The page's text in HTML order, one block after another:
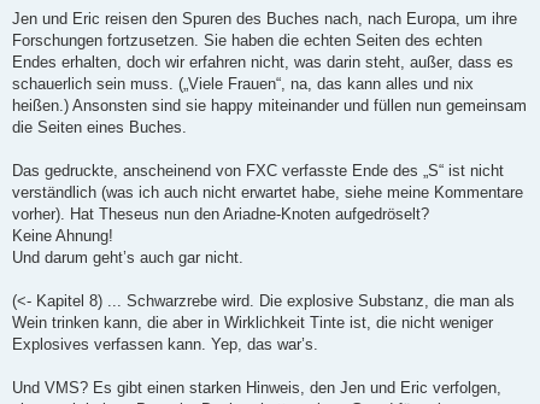
t
a
g
Jen und Eric reisen den Spuren des Buches nach, nach Europa, um ihre
Forschungen fortzusetzen. Sie haben die echten Seiten des echten
Endes erhalten, doch wir erfahren nicht, was darin steht, außer, dass es
schauerlich sein muss. („Viele Frauen“, na, das kann alles und nix
heißen.) Ansonsten sind sie happy miteinander und füllen nun gemeinsam
die Seiten eines Buches.
Das gedruckte, anscheinend von FXC verfasste Ende des „S“ ist nicht
verständlich (was ich auch nicht erwartet habe, siehe meine Kommentare
vorher). Hat Theseus nun den Ariadne-Knoten aufgedröselt?
Keine Ahnung!
Und darum geht’s auch gar nicht.
(<- Kapitel 8) ... Schwarzrebe wird. Die explosive Substanz, die man als
Wein trinken kann, die aber in Wirklichkeit Tinte ist, die nicht weniger
Explosives verfassen kann. Yep, das war’s.
Und VMS? Es gibt einen starken Hinweis, den Jen und Eric verfolgen,